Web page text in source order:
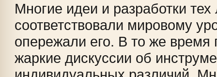
Многие идеи и разработки тех
соответствовали мировому
опережали его. В то же время
жаркие дискуссии об